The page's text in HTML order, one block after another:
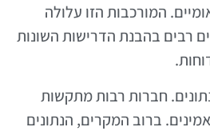
המורכבות הזו עלולה
רבים בהבנת הדרישות השונות
חברות רבות מתקשות
ברוב המקרים, הנתונים